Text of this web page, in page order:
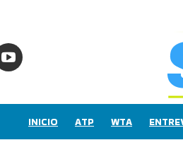
INICIO ATP WTA